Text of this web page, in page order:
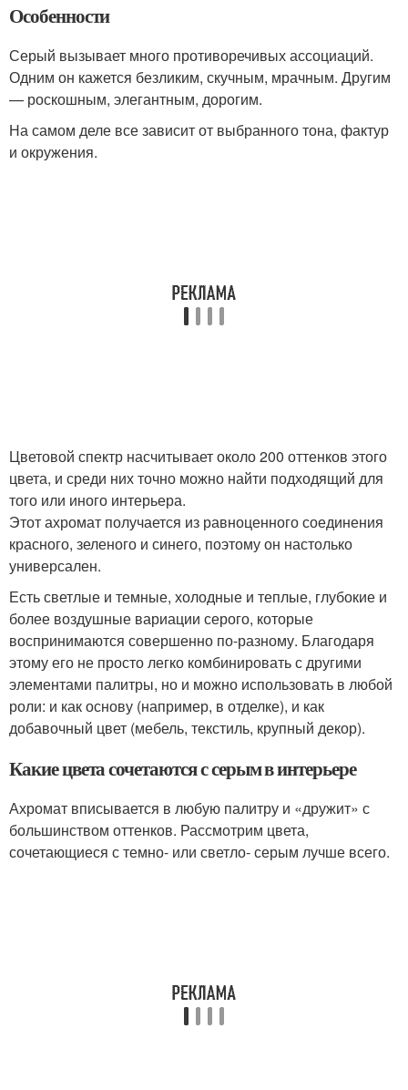
Особенности
Серый вызывает много противоречивых ассоциаций.
Одним он кажется безликим, скучным, мрачным. Другим
— роскошным, элегантным, дорогим.
На самом деле все зависит от выбранного тона, фактур
и окружения.
Цветовой спектр насчитывает около 200 оттенков этого
цвета, и среди них точно можно найти подходящий для
того или иного интерьера.
Этот ахромат получается из равноценного соединения
красного, зеленого и синего, поэтому он настолько
универсален.
Есть светлые и темные, холодные и теплые, глубокие и
более воздушные вариации серого, которые
воспринимаются совершенно по-разному. Благодаря
этому его не просто легко комбинировать с другими
элементами палитры, но и можно использовать в любой
роли: и как основу (например, в отделке), и как
добавочный цвет (мебель, текстиль, крупный декор).
Какие цвета сочетаются с серым в интерьере
Ахромат вписывается в любую палитру и «дружит» с
большинством оттенков. Рассмотрим цвета,
сочетающиеся с темно- или светло- серым лучше всего.